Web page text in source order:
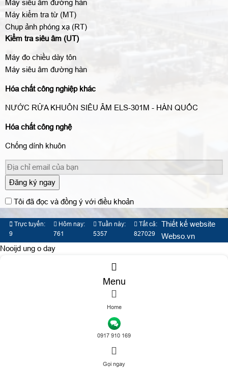
Máy siêu âm đường hàn
Máy kiểm tra từ (MT)
Chụp ảnh phóng xạ (RT)
Kiểm tra siêu âm (UT)
Máy đo chiều dày tôn
Máy siêu âm đường hàn
Hóa chất công nghiệp khác
NƯỚC RỬA KHUÔN SIÊU ÂM ELS-301M - HÀN QUỐC
Hóa chất công nghệ
Chống dính khuôn
Đăng ký ngay
Tôi đã đọc và đồng ý với điều khoản
Trực tuyến:
9
Hôm nay:
761
Tuần này:
5357
Tất cả:
827029
Thiết kế website
Webso.vn
Menu
Home
0917 910 169
Gọi ngay
Nooijd ung o day
TƯ VẤN DỊCH VỤ